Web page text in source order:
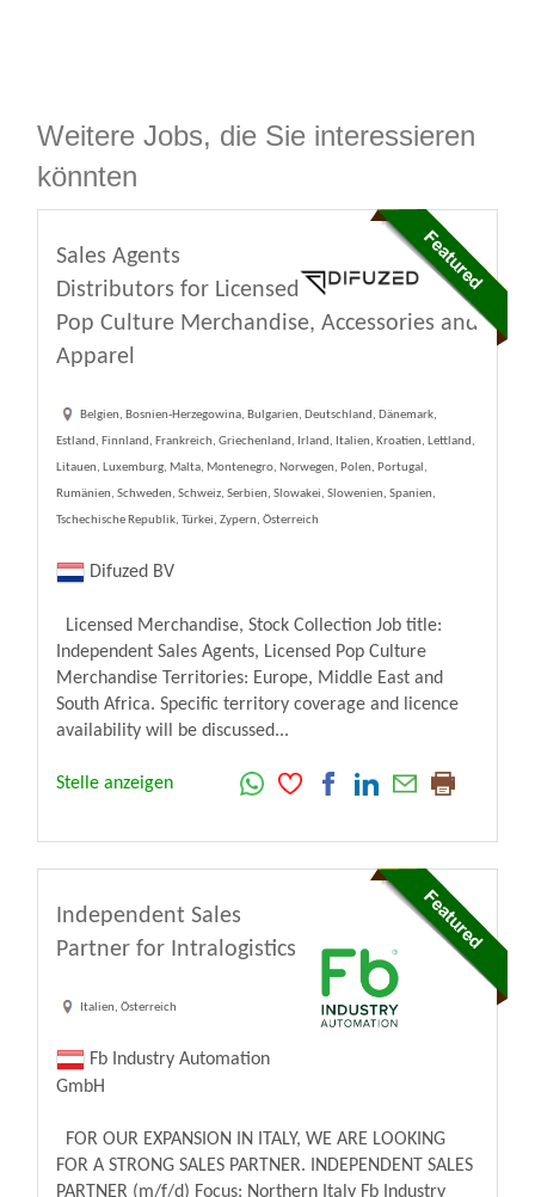
Weitere Jobs, die Sie interessieren
könnten
Sales Agents
Distributors for Licensed
Pop Culture Merchandise, Accessories and
Apparel
Belgien, Bosnien-Herzegowina, Bulgarien, Deutschland, Dänemark,
Estland, Finnland, Frankreich, Griechenland, Irland, Italien, Kroatien, Lettland,
Litauen, Luxemburg, Malta, Montenegro, Norwegen, Polen, Portugal,
Rumänien, Schweden, Schweiz, Serbien, Slowakei, Slowenien, Spanien,
Tschechische Republik, Türkei, Zypern, Österreich
Difuzed BV
Licensed Merchandise, Stock Collection Job title:
Independent Sales Agents, Licensed Pop Culture
Merchandise Territories: Europe, Middle East and
South Africa. Specific territory coverage and licence
availability will be discussed...
Stelle anzeigen
Independent Sales
Partner for Intralogistics
Italien, Österreich
Fb Industry Automation
GmbH
FOR OUR EXPANSION IN ITALY, WE ARE LOOKING
FOR A STRONG SALES PARTNER. INDEPENDENT SALES
PARTNER (m/f/d) Focus: Northern Italy Fb Industry